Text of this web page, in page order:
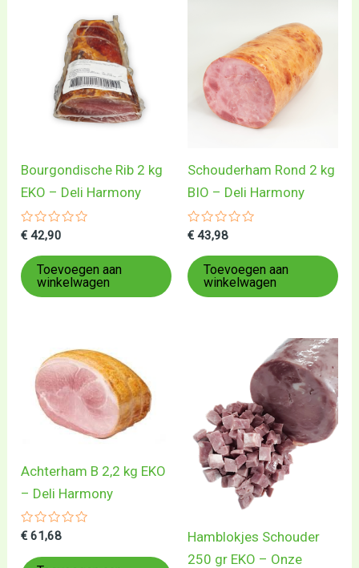
Bourgondische Rib 2 kg
EKO – Deli Harmony
Gewaardeerd
uit
5
€ 42,90
Toevoegen aan
winkelwagen
Schouderham Rond 2 kg
BIO – Deli Harmony
Gewaardeerd
uit
5
€ 43,98
Toevoegen aan
winkelwagen
Achterham B 2,2 kg EKO
– Deli Harmony
Gewaardeerd
uit
€ 61,68
Hamblokjes Schouder
250 gr EKO – Onze